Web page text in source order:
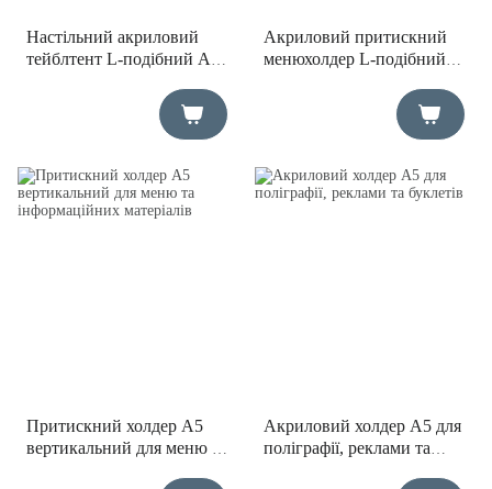
Настільний акриловий
тейблтент L-подібний А6
Акриловий притискний
менюхолдер L-подібний
інформації та меню
Притискний холдер А5
вертикальний для меню та
Акриловий холдер А5 для
поліграфії, реклами та